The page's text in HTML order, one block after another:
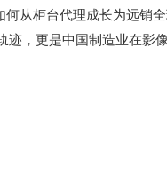
从柜台代理成长为远销
，更是中国制造业在影